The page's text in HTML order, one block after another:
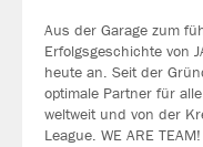
Aus der Garage zum
Erfolgsgeschichte von
heute an. Seit der
optimale Partner für
weltweit und von der
League. WE ARE TEAM!